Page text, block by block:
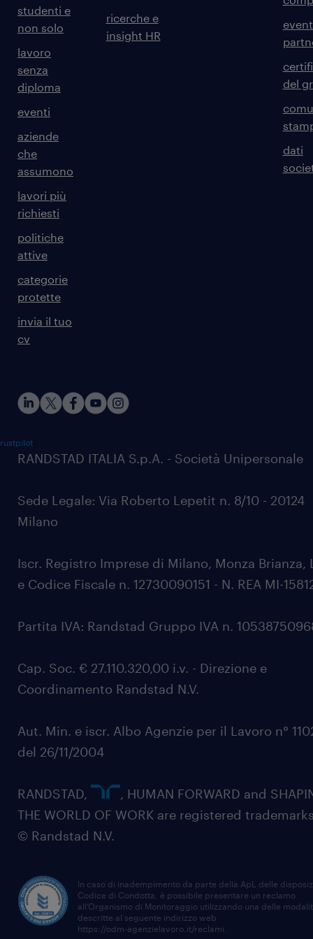
studenti e
non solo
lavoro
senza
diploma
eventi
aziende
che
assumono
lavori più
richiesti
politiche
attive
categorie
protette
invia il tuo
cv
ricerche e
insight HR
del
dati
RANDSTAD ITALIA S.p.A. - Società Unipersonale
Sede Legale: Via Roberto Lepetit n. 8/10 - 20124
Milano
Iscr. Registro Imprese di Milano, Monza Brianza,
e Codice Fiscale n. 12730090151 - N. REA MI-
Partita IVA: Randstad Gruppo IVA n.
Cap. Soc. € 27.110.320,00 i.v. - Direzione e
Coordinamento Randstad N.V.
Aut. Min. e iscr. Albo Agenzie per il Lavoro n°
del 26/11/2004
RANDSTAD,
, HUMAN FORWARD and
THE WORLD OF WORK are registered
© Randstad N.V.
In caso di inadempimento da parte della ApL delle
Codice di Condotta, è possibile presentare un reclamo
all’Organismo di Monitoraggio utilizzando una delle
descritte al seguente indirizzo web
https://odm-agenzielavoro.it/reclami